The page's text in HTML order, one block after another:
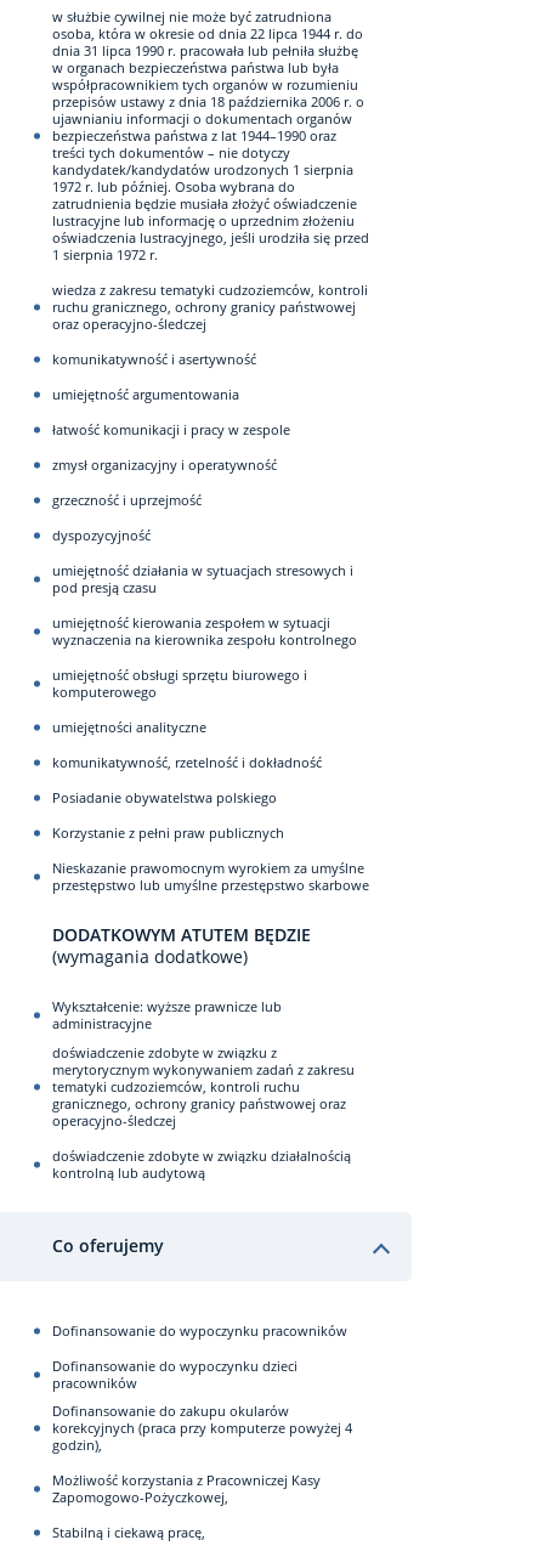
w służbie cywilnej nie może być zatrudniona
osoba, która w okresie od dnia 22 lipca 1944 r. do
dnia 31 lipca 1990 r. pracowała lub pełniła służbę
w organach bezpieczeństwa państwa lub była
współpracownikiem tych organów w rozumieniu
przepisów ustawy z dnia 18 października 2006 r. o
ujawnianiu informacji o dokumentach organów
bezpieczeństwa państwa z lat 1944–1990 oraz
treści tych dokumentów – nie dotyczy
kandydatek/kandydatów urodzonych 1 sierpnia
1972 r. lub później. Osoba wybrana do
zatrudnienia będzie musiała złożyć oświadczenie
lustracyjne lub informację o uprzednim złożeniu
oświadczenia lustracyjnego, jeśli urodziła się przed
1 sierpnia 1972 r.
wiedza z zakresu tematyki cudzoziemców, kontroli
ruchu granicznego, ochrony granicy państwowej
oraz operacyjno-śledczej
komunikatywność i asertywność
umiejętność argumentowania
łatwość komunikacji i pracy w zespole
zmysł organizacyjny i operatywność
grzeczność i uprzejmość
dyspozycyjność
umiejętność działania w sytuacjach stresowych i
pod presją czasu
umiejętność kierowania zespołem w sytuacji
wyznaczenia na kierownika zespołu kontrolnego
umiejętność obsługi sprzętu biurowego i
komputerowego
umiejętności analityczne
komunikatywność, rzetelność i dokładność
Posiadanie obywatelstwa polskiego
Korzystanie z pełni praw publicznych
Nieskazanie prawomocnym wyrokiem za umyślne
przestępstwo lub umyślne przestępstwo skarbowe
DODATKOWYM ATUTEM BĘDZIE
(wymagania dodatkowe)
Wykształcenie: wyższe prawnicze lub
administracyjne
doświadczenie zdobyte w związku z
merytorycznym wykonywaniem zadań z zakresu
tematyki cudzoziemców, kontroli ruchu
granicznego, ochrony granicy państwowej oraz
operacyjno-śledczej
doświadczenie zdobyte w związku działalnością
kontrolną lub audytową
Co oferujemy
Dofinansowanie do wypoczynku pracowników
Dofinansowanie do wypoczynku dzieci
pracowników
Dofinansowanie do zakupu okularów
korekcyjnych (praca przy komputerze powyżej 4
godzin),
Możliwość korzystania z Pracowniczej Kasy
Zapomogowo-Pożyczkowej,
Stabilną i ciekawą pracę,